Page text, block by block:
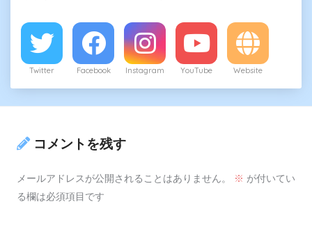
Twitter Facebook Instagram YouTube Website
コメントを残す
メールアドレスが公開されることはありません。 ※ が付いてい
る欄は必須項目です